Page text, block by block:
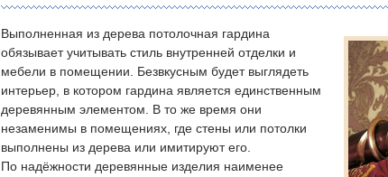
Выполненная из дерева потолочная гардина
обязывает учитывать стиль внутренней отделки и
мебели в помещении. Безвкусным будет выглядеть
интерьер, в котором гардина является единственным
деревянным элементом.
В то же время они
незаменимы в помещениях, где стены или потолки
выполнены из дерева или имитируют его.
По надёжности деревянные изделия наименее